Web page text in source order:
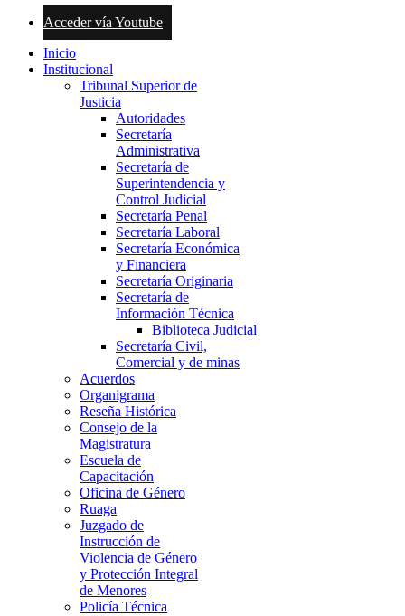
Acceder vía Youtube
Inicio
Institucional
Tribunal Superior de
Justicia
Autoridades
Secretaría
Administrativa
Secretaría de
Superintendencia y
Control Judicial
Secretaría Penal
Secretaría Laboral
Secretaría Económica
y Financiera
Secretaría Originaria
Secretaría de
Información Técnica
Biblioteca Judicial
Secretaría Civil,
Comercial y de minas
Acuerdos
Organigrama
Reseña Histórica
Consejo de la
Magistratura
Escuela de
Capacitación
Oficina de Género
Ruaga
Juzgado de
Instrucción de
Violencia de Género
y Protección Integral
de Menores
Policía Técnica